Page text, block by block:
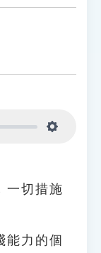
一切措施
能力的個